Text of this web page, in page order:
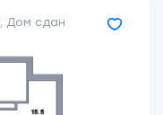
, Дом сдан